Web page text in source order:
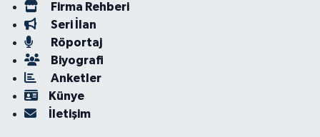
Firma Rehberi
Seri İlan
Röportaj
Biyografi
Anketler
Künye
İletişim